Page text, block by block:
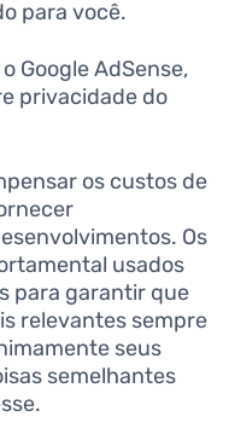
para você.
Google AdSense,
privacidade do
os custos de
Os
usados
para garantir que
relevantes sempre
seus
semelhantes